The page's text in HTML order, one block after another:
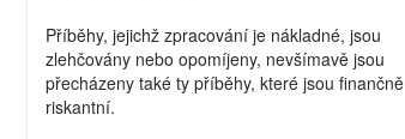
Příběhy, jejichž zpracování je nákladné, jsou
zlehčovány nebo opomíjeny, nevšímavě jsou
přecházeny také ty příběhy, které jsou finančně
riskantní.